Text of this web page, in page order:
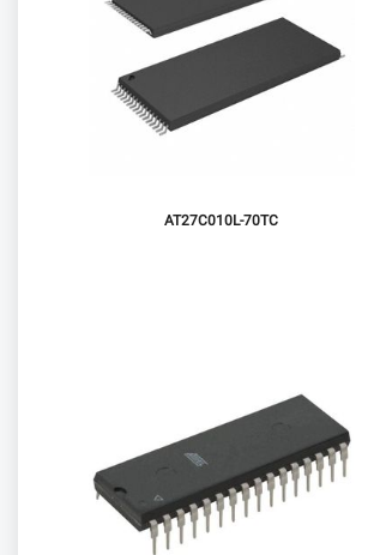
AT27C010L-70TC